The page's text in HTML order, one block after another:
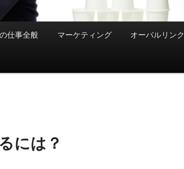
仕事全般 マーケティング オーバルリンク
には？